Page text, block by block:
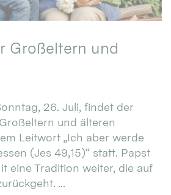
Großeltern und
26. Juli, findet der
und älteren
Leitwort „Ich aber werde
(Jes 49,15)“ statt. Papst
eine Tradition weiter, die auf
...